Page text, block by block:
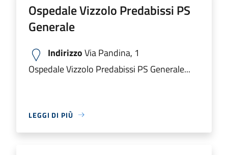
Ospedale Vizzolo Predabissi PS
Generale
IndirizzoVia Pandina, 1
Ospedale Vizzolo Predabissi PS Generale...
LEGGI DI PIÙ